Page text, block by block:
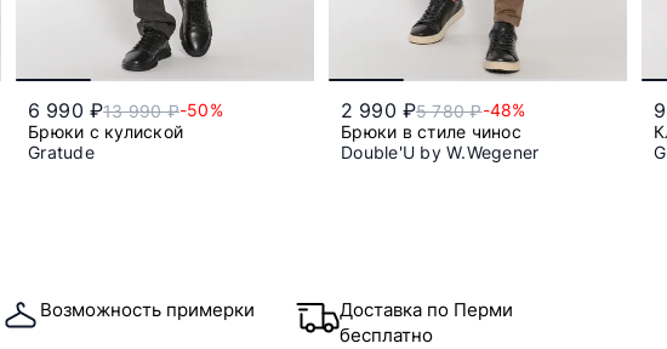
6 990 ₽13 990 ₽-50%
Брюки с кулиской
Gratude
2 990 ₽5 780 ₽-48%
Брюки в стиле чинос
Double'U by W.Wegener
Возможность примерки
Доставка по Перми
бесплатно